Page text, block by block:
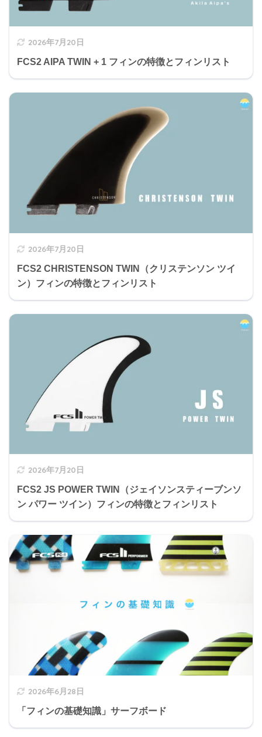
2026年7月20日
FCS2 AIPA TWIN + 1 フィンの特徴とフィンリスト
2026年7月20日
FCS2 CHRISTENSON TWIN（クリステンソン ツイ
ン）フィンの特徴とフィンリスト
2026年7月20日
FCS2 JS POWER TWIN（ジェイソンスティーブンソ
ン パワー ツイン）フィンの特徴とフィンリスト
2026年6月28日
「フィンの基礎知識」サーフボード